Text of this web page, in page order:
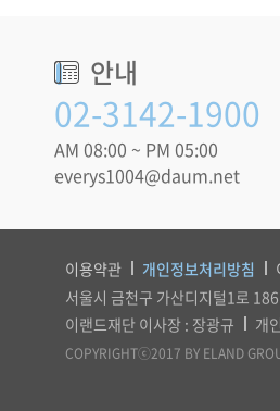
안내
02-3142-1900
AM 08:00 ~ PM 05:00
everys1004@daum.net
이용약관 개인정보처리방침
서울시 금천구 가산디지털1로
이랜드재단 이사장 : 장광규
개
COPYRIGHTⓒ2017 BY ELAND